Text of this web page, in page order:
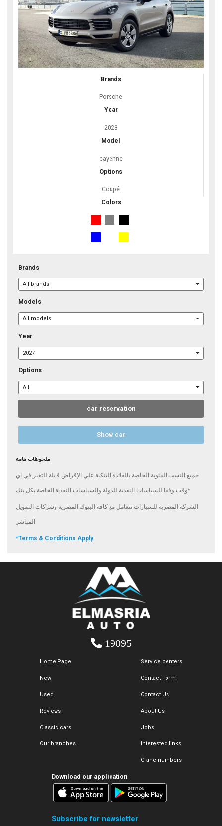
Brands
Porsche
Year
2023
Model
cayenne
Options
Coupé
Colors
Brands
All brands
Models
All models
Year
2027
Options
All
car reservation
Show car
ملحوظات هامة
جميع النسب المئوية الخاصة بالفائدة البنكية علي الإقراض قابلة للتغير في اي
وقت وفقا للسياسات النقدية للدولة والسياسات النقدية الخاصة بكل بنك*
الشركة المصرية للسيارات تتعامل مع كافة البنوك المصرية وشركات التمويل
المباشر
‎*Terms & Conditions Apply
19095
Home Page
New
Used
Reviews
Classic cars
Our branches
Service centers
Contact Form
Contact Us
About Us
Jobs
Interested links
Crane numbers
Download our application
Subscribe for newsletter